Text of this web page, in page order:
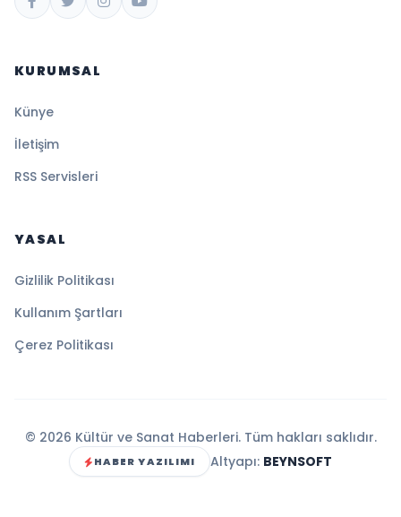
KURUMSAL
Künye
İletişim
RSS Servisleri
YASAL
Gizlilik Politikası
Kullanım Şartları
Çerez Politikası
© 2026 Kültür ve Sanat Haberleri. Tüm hakları saklıdır.
HABER YAZILIMI Altyapı: BEYNSOFT